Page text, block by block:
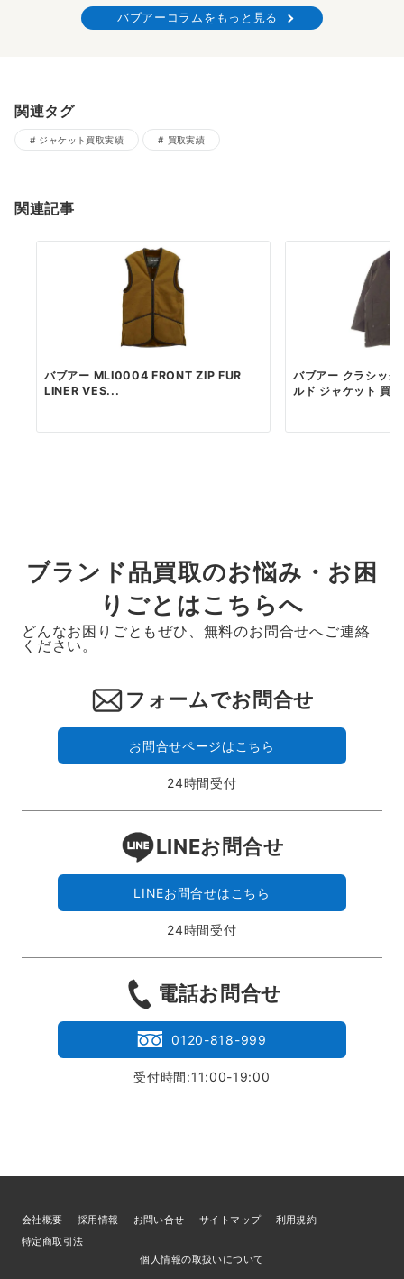
バブアーコラムをもっと見る
関連タグ
ジャケット買取実績 買取実績
関連記事
バブアー MLI0004 FRONT ZIP FUR
LINER VES...
バブアー クラシッ
ルド ジャケット 買
ブランド品買取のお悩み・お困
りごとはこちらへ
どんなお困りごともぜひ、無料のお問合せへご連絡
ください。
フォームでお問合せ
お問合せページはこちら
24時間受付
LINEお問合せ
LINEお問合せはこちら
24時間受付
電話お問合せ
0120-818-999
受付時間:11:00-19:00
会社概要 採用情報 お問い合せ サイトマップ
利用規約
特定商取引法
個人情報の取扱いについて